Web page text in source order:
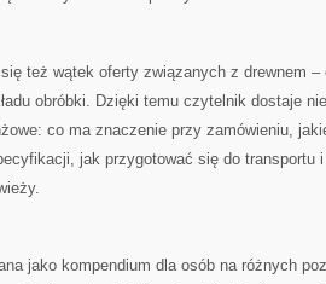
też wątek oferty związanych z drewnem
obróbki. Dzięki temu czytelnik dostaje
co ma znaczenie przy zamówieniu,
jak przygotować się do transportu
jako kompendium dla osób na różnych